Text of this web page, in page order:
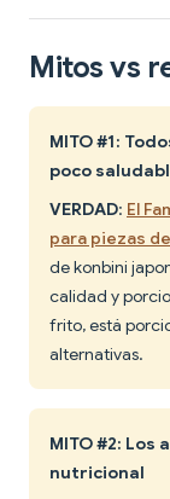
Mitos vs
MITO #1:
poco
VERDAD: El
para piezas
de konbini
calidad y
frito, está
alternativas.
MITO #2:
nutricional